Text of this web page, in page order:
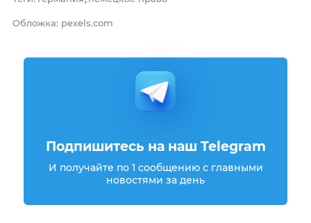
Обложка: pexels.com
Подпишитесь на наш Telegram
И получайте по 1 сообщению с главными
новостями за день